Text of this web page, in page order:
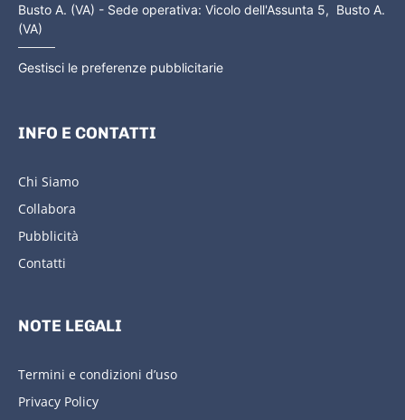
Busto A. (VA) - Sede operativa: Vicolo dell'Assunta 5, Busto A.
(VA)
Gestisci le preferenze pubblicitarie
INFO E CONTATTI
Chi Siamo
Collabora
Pubblicità
Contatti
NOTE LEGALI
Termini e condizioni d’uso
Privacy Policy